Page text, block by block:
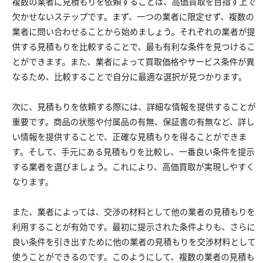
欠かせないステップです。まず、一つの業者に限定せず、複数の
業者に問い合わせることから始めましょう。それぞれの業者が提
供する見積もりを比較することで、最も有利な条件を見つけるこ
とができます。また、業者によって買取価格やサービス条件が異
なるため、比較することで自分に最適な選択が見つかります。
次に、見積もりを依頼する際には、詳細な情報を提供することが
重要です。商品の状態や付属品の有無、保証書の有無など、詳し
い情報を提供することで、正確な見積もりを得ることができま
す。そして、手元にある見積もりを比較し、一番良い条件を提示
する業者を選びましょう。これにより、高価買取が実現しやすく
なります。
また、業者によっては、交渉の材料として他の業者の見積もりを
利用することが有効です。最初に提示された条件よりも、さらに
良い条件を引き出すために他の業者の見積もりを交渉材料として
使うことができるのです。このようにして、複数の業者の見積も